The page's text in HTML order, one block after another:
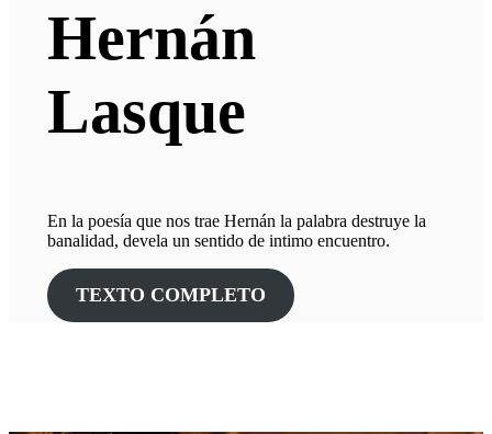
Hernán
Lasque
En la poesía que nos trae Hernán la palabra destruye la
banalidad, devela un sentido de intimo encuentro.
TEXTO COMPLETO